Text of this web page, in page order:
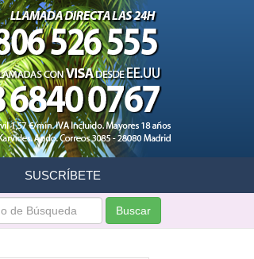
SUSCRÍBETE
Buscar